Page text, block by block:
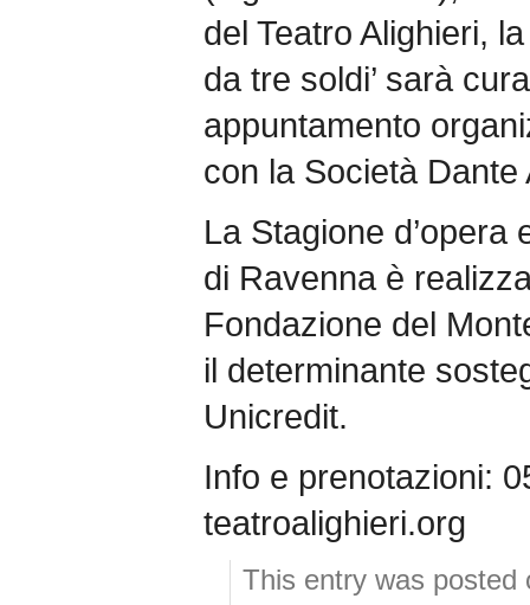
del Teatro Alighieri,
da tre soldi’ sarà
appuntamento
con la Società
La Stagione d’opera
di Ravenna è
Fondazione del
il determinante
Unicredit.
Info e prenotazioni:
teatroalighieri.org
This entry was posted